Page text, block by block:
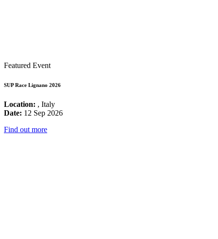
Featured Event
SUP Race Lignano 2026
Location: , Italy
Date: 12 Sep 2026
Find out more